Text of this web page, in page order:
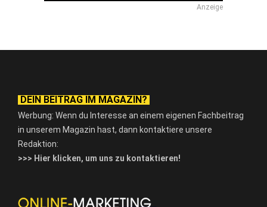
Anzeige
DEIN BEITRAG IM MAGAZIN?
Werbung: Wenn du Interesse an einem eigenen Fachbeitrag
in unserem Magazin hast, dann kontaktiere unsere
Redaktion:
>>> Hier klicken, um uns zu kontaktieren!